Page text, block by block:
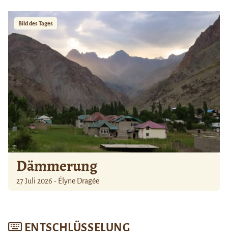
Bild des Tages
Dämmerung
27 Juli 2026 - Élyne Dragée
ENTSCHLÜSSELUNG